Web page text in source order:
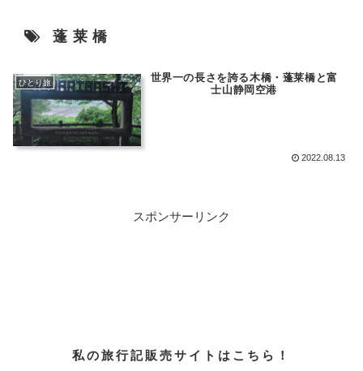
蓬莱橋
ひとり旅
世界一の長さを誇る木橋・蓬莱橋と富
士山静岡空港
2022.08.13
スポンサーリンク
私の旅行記販売サイトはこちら！